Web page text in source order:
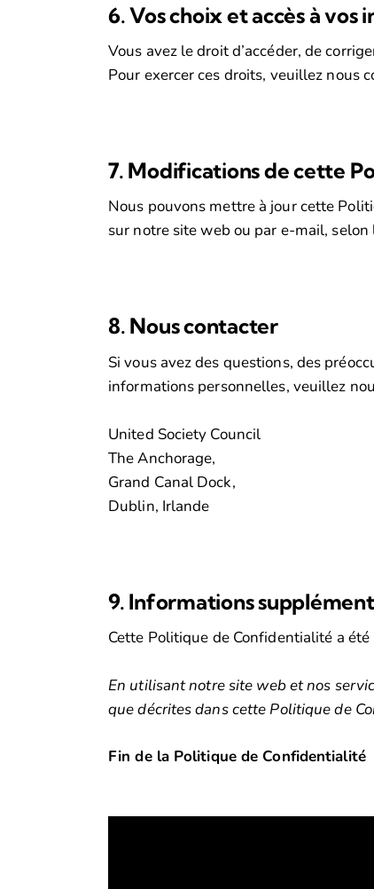
6. Vos choix et accès à vos
Vous avez le droit d’accéder, de
Pour exercer ces droits, veuillez nous
7. Modifications de cette
Nous pouvons mettre à jour cette
sur notre site web ou par e-mail, selon
8. Nous contacter
Si vous avez des questions, des
informations personnelles, veuillez
United Society Council
The Anchorage,
Grand Canal Dock,
Dublin, Irlande
9. Informations
Cette Politique de Confidentialité a
En utilisant notre site web et nos
que décrites dans cette Politique de
Fin de la Politique de Confidentialité